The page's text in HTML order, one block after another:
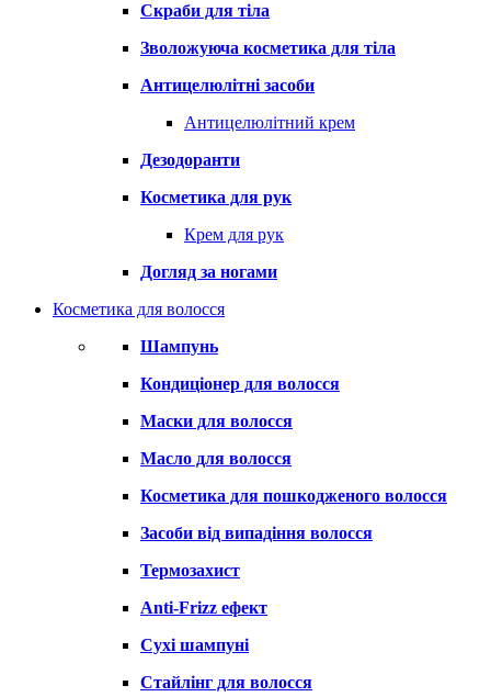
Скраби для тіла
Зволожуюча косметика для тіла
Антицелюлітні засоби
Антицелюлітний крем
Дезодоранти
Косметика для рук
Крем для рук
Догляд за ногами
Косметика для волосся
Шампунь
Кондиціонер для волосся
Маски для волосся
Масло для волосся
Косметика для пошкодженого волосся
Засоби від випадіння волосся
Термозахист
Anti-Frizz ефект
Сухі шампуні
Стайлінг для волосся